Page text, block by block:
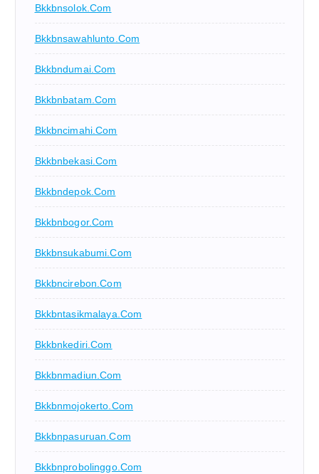
Bkkbnsolok.com
Bkkbnsawahlunto.com
Bkkbndumai.com
Bkkbnbatam.com
Bkkbncimahi.com
Bkkbnbekasi.com
Bkkbndepok.com
Bkkbnbogor.com
Bkkbnsukabumi.com
Bkkbncirebon.com
Bkkbntasikmalaya.com
Bkkbnkediri.com
Bkkbnmadiun.com
Bkkbnmojokerto.com
Bkkbnpasuruan.com
Bkkbnprobolinggo.com